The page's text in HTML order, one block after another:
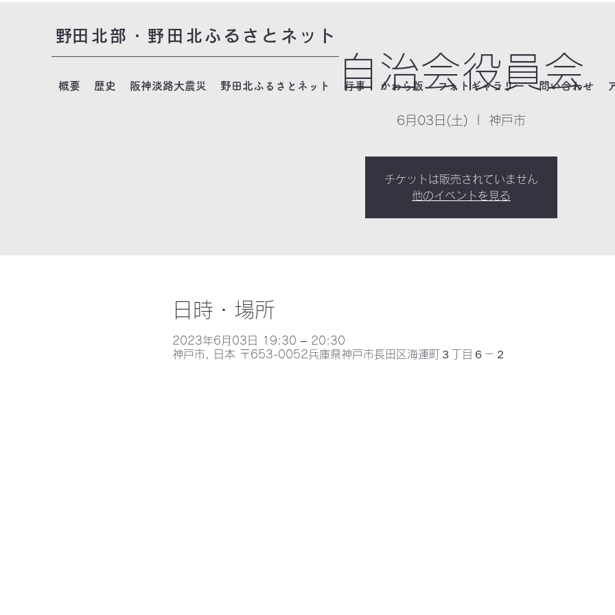
​野田北部・野田北ふるさとネット
概要 歴史 阪神淡路大震災 野田北ふるさとネット 行事 かわら版 フォトギャラリー 問い合わせ
自治会役員会
6月03日(土) 神戸市
チケットは販売されていません
他のイベントを見る
日時・場所
2023年6月03日 19:30 – 20:30
神戸市, 日本 〒653-0052兵庫県神戸市長田区海運町３丁目６－２